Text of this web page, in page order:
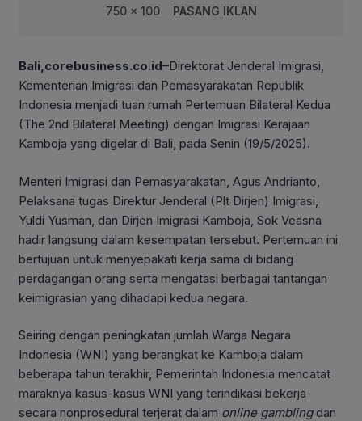
750 x 100 PASANG IKLAN
Bali,corebusiness.co.id–Direktorat Jenderal Imigrasi,
Kementerian Imigrasi dan Pemasyarakatan Republik
Indonesia menjadi tuan rumah Pertemuan Bilateral Kedua
(The 2nd Bilateral Meeting) dengan Imigrasi Kerajaan
Kamboja yang digelar di Bali, pada Senin (19/5/2025).
Menteri Imigrasi dan Pemasyarakatan, Agus Andrianto,
Pelaksana tugas Direktur Jenderal (Plt Dirjen) Imigrasi,
Yuldi Yusman, dan Dirjen Imigrasi Kamboja, Sok Veasna
hadir langsung dalam kesempatan tersebut. Pertemuan ini
bertujuan untuk menyepakati kerja sama di bidang
perdagangan orang serta mengatasi berbagai tantangan
keimigrasian yang dihadapi kedua negara.
Seiring dengan peningkatan jumlah Warga Negara
Indonesia (WNI) yang berangkat ke Kamboja dalam
beberapa tahun terakhir, Pemerintah Indonesia mencatat
maraknya kasus-kasus WNI yang terindikasi bekerja
secara nonprosedural terjerat dalam online gamblingdan